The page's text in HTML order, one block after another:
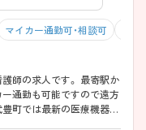
マイカー通勤可・相談可
人です。 最寄駅か
通勤も可能ですので遠方